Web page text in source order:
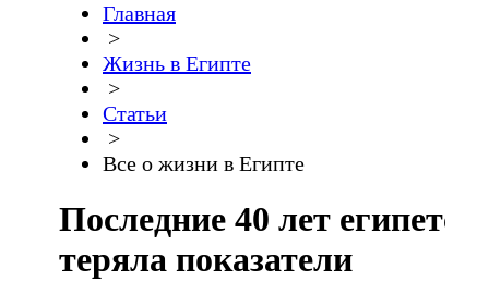
Главная
>
Жизнь в Египте
>
Статьи
>
Все о жизни в Египте
Последние 40 лет
теряла показатели